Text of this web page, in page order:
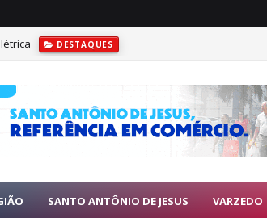
DESTAQUES
SANTO ANTÔNIO DE JESUS VARZEDO